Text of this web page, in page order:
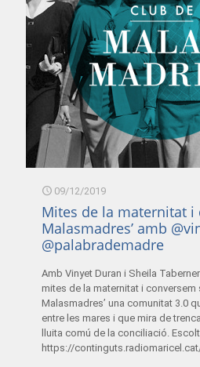
09/12/2019
Mites de la maternitat i
Malasmadres’ amb
@palabrademadre
Amb Vinyet Duran i Sheila
mites de la maternitat i conversem
Malasmadres’ una comunitat 3.0
entre les mares i que mira de
lluita comú de la conciliació.
https://